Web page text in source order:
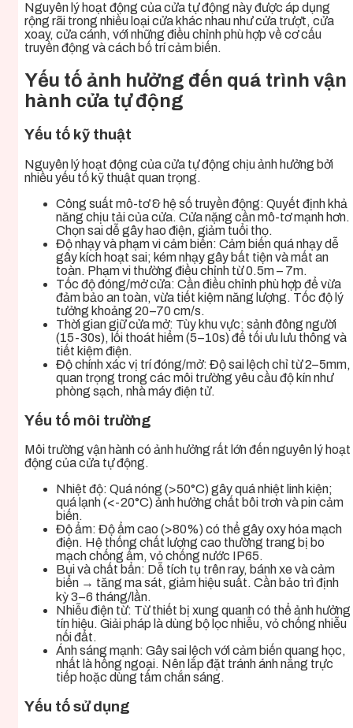
Nguyên lý hoạt động của cửa tự động này được áp dụng
rộng rãi trong nhiều loại cửa khác nhau như cửa trượt, cửa
xoay, cửa cánh, với những điều chỉnh phù hợp về cơ cấu
truyền động và cách bố trí cảm biến.
Yếu tố ảnh hưởng đến quá trình vận
hành cửa tự động
Yếu tố kỹ thuật
Nguyên lý hoạt động của cửa tự động chịu ảnh hưởng bởi
nhiều yếu tố kỹ thuật quan trọng.
Công suất mô-tơ & hệ số truyền động: Quyết định khả
năng chịu tải của cửa. Cửa nặng cần mô-tơ mạnh hơn.
Chọn sai dễ gây hao điện, giảm tuổi thọ.
Độ nhạy và phạm vi cảm biến: Cảm biến quá nhạy dễ
gây kích hoạt sai; kém nhạy gây bất tiện và mất an
toàn. Phạm vi thường điều chỉnh từ 0.5m – 7m.
Tốc độ đóng/mở cửa: Cần điều chỉnh phù hợp để vừa
đảm bảo an toàn, vừa tiết kiệm năng lượng. Tốc độ lý
tưởng khoảng 20–70 cm/s.
Thời gian giữ cửa mở: Tùy khu vực: sảnh đông người
(15-30s), lối thoát hiểm (5–10s) để tối ưu lưu thông và
tiết kiệm điện.
Độ chính xác vị trí đóng/mở: Độ sai lệch chỉ từ 2–5mm,
quan trọng trong các môi trường yêu cầu độ kín như
phòng sạch, nhà máy điện tử.
Yếu tố môi trường
Môi trường vận hành có ảnh hưởng rất lớn đến nguyên lý hoạt
động của cửa tự động.
Nhiệt độ: Quá nóng (>50°C) gây quá nhiệt linh kiện;
quá lạnh (<-20°C) ảnh hưởng chất bôi trơn và pin cảm
biến.
Độ ẩm: Độ ẩm cao (>80%) có thể gây oxy hóa mạch
điện. Hệ thống chất lượng cao thường trang bị bo
mạch chống ẩm, vỏ chống nước IP65.
Bụi và chất bẩn: Dễ tích tụ trên ray, bánh xe và cảm
biến → tăng ma sát, giảm hiệu suất. Cần bảo trì định
kỳ 3–6 tháng/lần.
Nhiễu điện từ: Từ thiết bị xung quanh có thể ảnh hưởng
tín hiệu. Giải pháp là dùng bộ lọc nhiễu, vỏ chống nhiễu
nối đất.
Ánh sáng mạnh: Gây sai lệch với cảm biến quang học,
nhất là hồng ngoại. Nên lắp đặt tránh ánh nắng trực
tiếp hoặc dùng tấm chắn sáng.
Yếu tố sử dụng